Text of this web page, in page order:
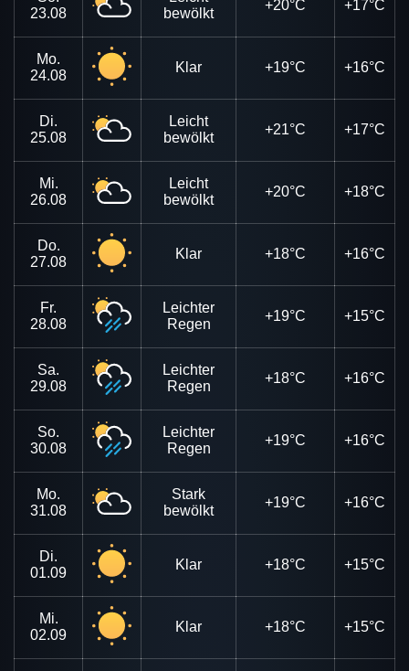
23.08
bewölkt
+20°C +17°C
Mo.
24.08
Klar +19°C +16°C
Di.
25.08
Leicht
bewölkt
+21°C +17°C
Mi.
26.08
Leicht
bewölkt
+20°C +18°C
Do.
27.08
Klar +18°C +16°C
Fr.
28.08
Leichter
Regen
+19°C +15°C
Sa.
29.08
Leichter
Regen
+18°C +16°C
So.
30.08
Leichter
Regen
+19°C +16°C
Mo.
31.08
Stark
bewölkt
+19°C +16°C
Di.
01.09
Klar +18°C +15°C
Mi.
02.09
Klar +18°C +15°C